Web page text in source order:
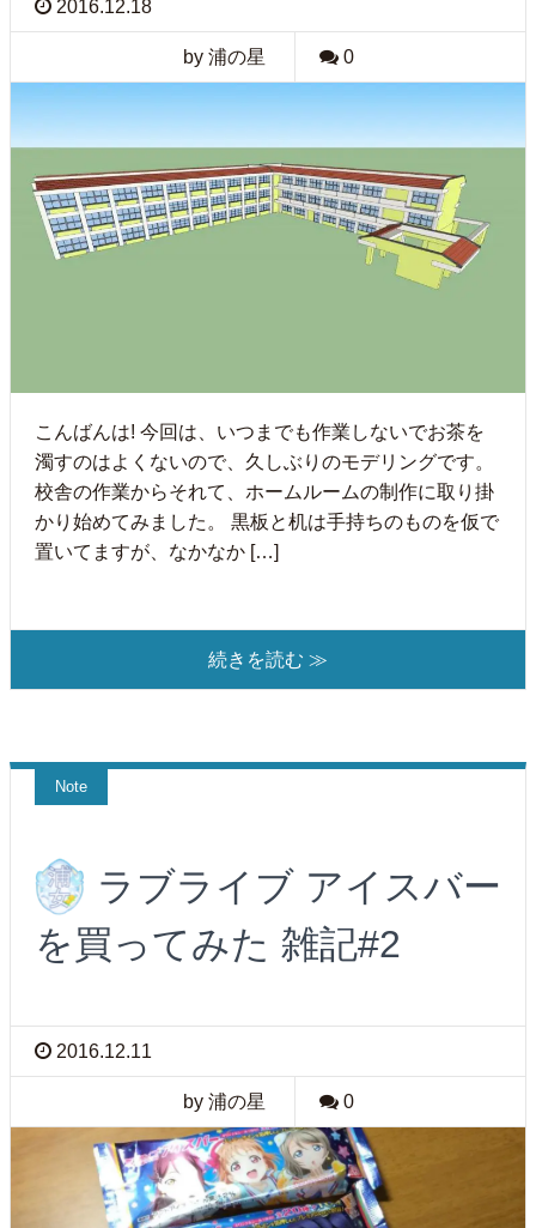
2016.12.18
by 浦の星 0
こんばんは! 今回は、いつまでも作業しないでお茶を
濁すのはよくないので、久しぶりのモデリングです。
校舎の作業からそれて、ホームルームの制作に取り掛
かり始めてみました。 黒板と机は手持ちのものを仮で
置いてますが、なかなか […]
続きを読む ≫
Note
ラブライブ アイスバー
を買ってみた 雑記#2
2016.12.11
by 浦の星 0